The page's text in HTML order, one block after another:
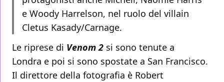
e Woody Harrelson, nel ruolo del villain
Cletus Kasady/Carnage.
Le riprese di Venom 2 si sono tenute a
Londra e poi si sono spostate a San Francisco.
Il direttore della fotografia è Robert